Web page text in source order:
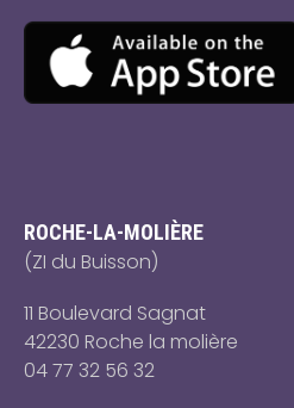
ROCHE-LA-MOLIÈRE
(ZI du Buisson)
11 Boulevard Sagnat
42230 Roche la molière
04 77 32 56 32